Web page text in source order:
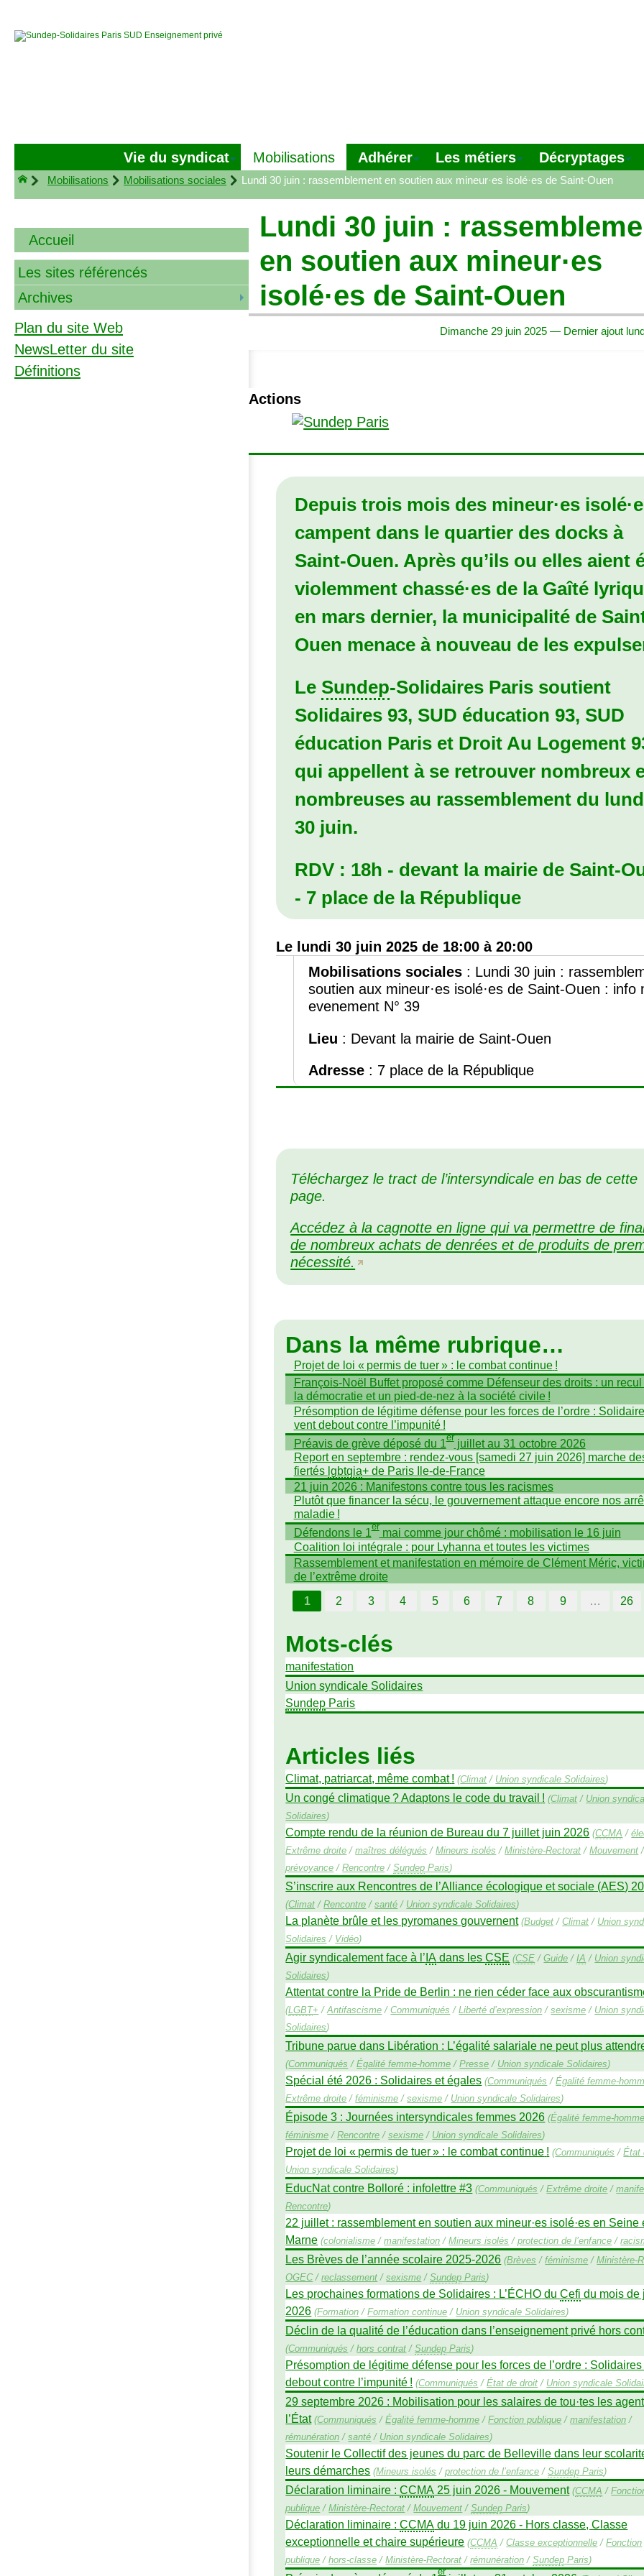
Vie du syndicat Mobilisations Adhérer Les métiers Décryptages
Mobilisations Mobilisations sociales Lundi 30 juin : rassemblement en soutien aux mineur·es isolé·es de Saint-Ouen
Lundi 30 juin :
en soutien aux mineur·es
isolé·es de Saint-Ouen
Dimanche 29 juin 2025 — Dernier ajout
Actions
Depuis trois mois des mineur·es isolé·
campent dans le quartier des docks à
Saint-Ouen. Après qu’ils ou elles aient
violemment chassé·es de la Gaîté
en mars dernier, la municipalité de
Ouen menace à nouveau de les
Le Sundep-Solidaires Paris soutient
Solidaires 93, SUD éducation 93, SUD
éducation Paris et Droit Au Logement
qui appellent à se retrouver nombreux
nombreuses au rassemblement du
30 juin.
RDV : 18h - devant la mairie de Saint-
- 7 place de la République
Le lundi 30 juin 2025 de 18:00 à 20:00
Mobilisations sociales : Lundi 30 juin :
soutien aux mineur·es isolé·es de Saint-Ouen : info
evenement N° 39
Lieu : Devant la mairie de Saint-Ouen
Adresse : 7 place de la République
Téléchargez le tract de l’intersyndicale en bas de cette
page.
Accédez à la cagnotte en ligne qui va permettre de
de nombreux achats de denrées et de produits de
nécessité.
Dans la même rubrique…
Projet de loi « permis de tuer» : le combat continue !
François-Noël Buffet proposé comme Défenseur des droits : un recul
la démocratie et un pied-de-nez à la société civile !
Présomption de légitime défense pour les forces de l’ordre :
vent debout contre l’impunité !
Préavis de grève déposé du 1erjuillet au 31 octobre 2026
Report en septembre : rendez-vous [samedi 27 juin 2026] marche
fiertés lgbtqia+ de Paris Ile-de-France
21 juin 2026 : Manifestons contre tous les racismes
Plutôt que financer la sécu, le gouvernement attaque encore nos
maladie !
Défendons le 1ermai comme jour chômé : mobilisation le 16 juin
Coalition loi intégrale : pour Lyhanna et toutes les victimes
Rassemblement et manifestation en mémoire de Clément Méric,
de l’extrême droite
1
2 3 4 5 6 7 8 9 … 26
Mots-clés
manifestation
Union syndicale Solidaires
Sundep Paris
Articles liés
Climat, patriarcat, même combat ! (Climat / Union syndicale Solidaires)
Un congé climatique? Adaptons le code du travail ! (Climat / Union
Solidaires)
Compte rendu de la réunion de Bureau du 7 juillet juin 2026 (CCMA /
Extrême droite /maîtres délégués /Mineurs isolés /Ministère-Rectorat /Mouvement /
prévoyance /Rencontre /Sundep Paris)
S’inscrire aux Rencontres de l’Alliance écologique et sociale (AES)
(Climat /Rencontre /santé / Union syndicale Solidaires)
La planète brûle et les pyromanes gouvernent (Budget /Climat / Union
Solidaires / Vidéo)
Agir syndicalement face à l’IA dans lesCSE (CSE /Guide /IA / Union
Solidaires)
Attentat contre la Pride de Berlin : ne rien céder face aux
(LGBT+ /Antifascisme /Communiqués /Liberté d’expression /sexisme / Union
Solidaires)
Tribune parue dans Libération : L’égalité salariale ne peut plus
(Communiqués /Égalité femme-homme /Presse / Union syndicale Solidaires)
Spécial été 2026 : Solidaires et égales (Communiqués /Égalité femme-
Extrême droite /féminisme /sexisme / Union syndicale Solidaires)
Épisode 3 : Journées intersyndicales femmes 2026 (Égalité femme-homme
féminisme /Rencontre /sexisme / Union syndicale Solidaires)
Projet de loi « permis de tuer» : le combat continue ! (Communiqués /État
Union syndicale Solidaires)
EducNat contre Bolloré : infolettre #3 (Communiqués /Extrême droite /
Rencontre)
22 juillet : rassemblement en soutien aux mineur·es isolé·es en Seine
Marne (colonialisme /manifestation /Mineurs isolés /protection de l’enfance /
Les Brèves de l’année scolaire 2025-2026 (Brèves /féminisme /Ministère-
OGEC /reclassement /sexisme /Sundep Paris)
Les prochaines formations de Solidaires : L’ÉCHO duCefi du mois de
2026 (Formation /Formation continue / Union syndicale Solidaires)
Déclin de la qualité de l’éducation dans l’enseignement privé hors
(Communiqués /hors contrat /Sundep Paris)
Présomption de légitime défense pour les forces de l’ordre :
debout contre l’impunité ! (Communiqués /État de droit / Union syndicale
29 septembre 2026 : Mobilisation pour les salaires de tou·tes les agent
l’État (Communiqués /Égalité femme-homme /Fonction publique /manifestation /
rémunération /santé / Union syndicale Solidaires)
Soutenir le Collectif des jeunes du parc de Belleville dans leur
leurs démarches (Mineurs isolés /protection de l’enfance /Sundep Paris)
Déclaration liminaire :CCMA 25 juin 2026 - Mouvement (CCMA /
publique /Ministère-Rectorat /Mouvement /Sundep Paris)
Déclaration liminaire :CCMA du 19 juin 2026 - Hors classe, Classe
exceptionnelle et chaire supérieure (CCMA /Classe exceptionnelle /Fonction
publique /hors-classe /Ministère-Rectorat /rémunération /Sundep Paris)
er
Accueil
Les sites référencés
Archives
Plan du site Web
NewsLetter du site
Définitions